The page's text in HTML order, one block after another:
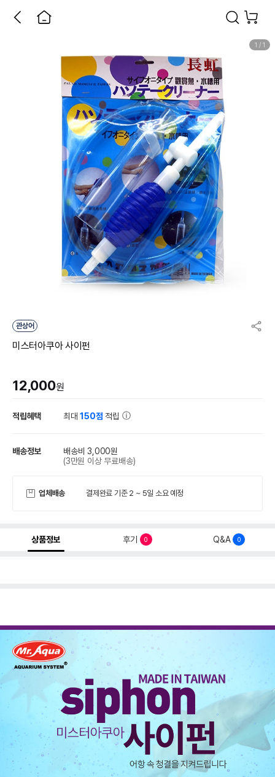
1 / 1
관상어
미스터아쿠아 사이펀
12,000원
적립혜택 최대150점 적립
배송정보
배송비 3,000원
(3만원 이상 무료배송)
업체배송 결제완료 기준 2 ~ 5일 소요 예정
상품정보 후기 0 Q&A 0